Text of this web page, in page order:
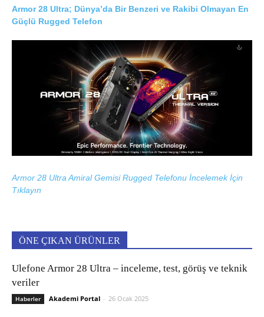
Armor 28 Ultra; Dünya’da Bir Benzeri ve Rakibi Olmayan En
Güçlü Rugged Telefon
Armor 28 Ultra Amiral Gemisi Rugged Telefonu İncelemek İçin
Tıklayın
ÖNE ÇIKAN ÜRÜNLER
Ulefone Armor 28 Ultra – inceleme, test, görüş ve teknik
veriler
Haberler Akademi Portal - 26 Ocak 2025